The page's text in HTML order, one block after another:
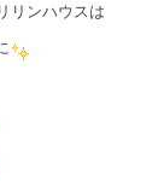
リンハウスは